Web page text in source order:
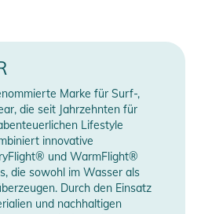
Seitennaht
100% Baumwolle
Herstellerangaben
anzeigen
Marke für Surf-,
die seit Jahrzehnten für
Lifestyle
innovative
und WarmFlight®
die sowohl im Wasser als
Durch den Einsatz
und nachhaltigen